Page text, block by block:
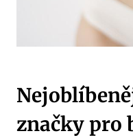
značky pro